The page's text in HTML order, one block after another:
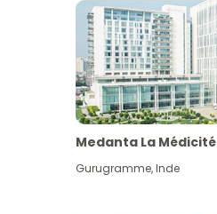
Medanta La Médicité
Gurugramme,Inde